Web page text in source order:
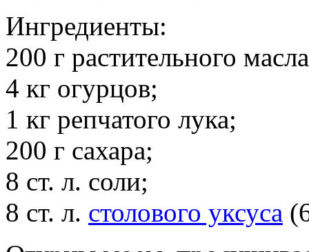
Ингредиенты:
200 г растительного
4 кг огурцов;
1 кг репчатого лука;
200 г сахара;
8 ст. л. соли;
8 ст. л. столового уксуса